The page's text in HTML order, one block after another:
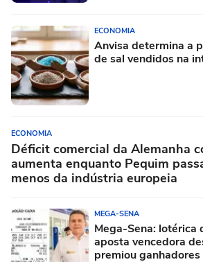
ECONOMIA
Anvisa determina a
de sal vendidos na
ECONOMIA
Déficit comercial da Alemanha
aumenta enquanto Pequim
menos da indústria europeia
MEGA-SENA
Mega-Sena: lotérica
aposta vencedora
premiou